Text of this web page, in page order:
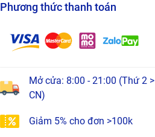
Phương thức thanh toán
Mở cửa: 8:00 - 21:00 (Thứ 2 >
CN)
Giảm 5% cho đơn >100k